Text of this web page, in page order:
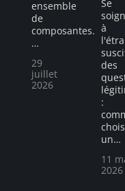
ensemble
de
composantes.
…
29
juillet
2026
Se
à
des
:
un…
11
2026